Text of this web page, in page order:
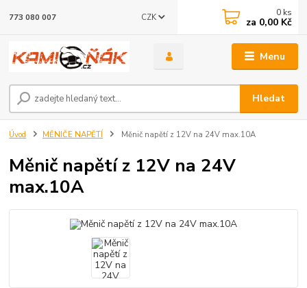
Menu
CZK
Hledat
773 080 007 0 ks
za 0,00 Kč
Úvod MĚNIČE NAPĚTÍ Měnič napětí z 12V na 24V max.10A
Měnič napětí z 12V na 24V
max.10A